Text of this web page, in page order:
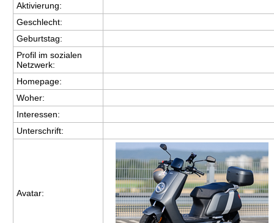
Aktivierung:
Geschlecht:
Geburtstag:
Profil im sozialen
Netzwerk:
Homepage:
Woher:
Interessen:
Unterschrift:
Avatar: